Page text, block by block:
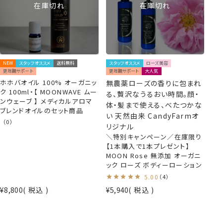
在庫切れ
NEW スタッフオススメ
送料無料
更年期サポート
ホホバオイル 100% オーガニッ
ク 100ml・【 MOONWAVE ムー
ンウェーブ 】 メディカルアロマ
ブレンドオイルのセット商品
（0）
¥8,800 税込
在庫切れ
スタッフオススメ
ローズ美容
更年期サポート
大人気
無農薬ローズの香りに包まれ
る、贅沢なうるおい時間。顔・
体・髪まで使える、べたつかな
い 天然由来 CandyFarmオ
リジナル
＼特別キャンペーン／在庫限り
【1本購入で1本プレゼント】
MOON Rose 無添加 オーガニ
ック ローズ ボディーローション
5.00 （4）
¥5,940 税込